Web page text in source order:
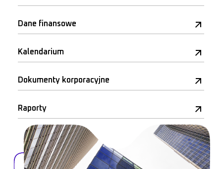
Dane finansowe
Kalendarium
Dokumenty korporacyjne
Raporty